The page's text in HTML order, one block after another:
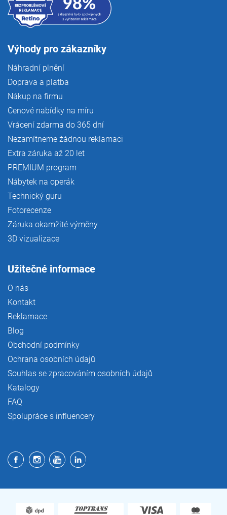
Výhody pro zákazníky
Náhradní plnění
Doprava a platba
Nákup na firmu
Cenové nabídky na míru
Vrácení zdarma do 365 dní
Nezamítneme žádnou reklamaci
Extra záruka až 20 let
PREMIUM program
Nábytek na operák
Technický guru
Fotorecenze
Záruka okamžité výměny
3D vizualizace
Užitečné informace
O nás
Kontakt
Reklamace
Blog
Obchodní podmínky
Ochrana osobních údajů
Souhlas se zpracováním osobních údajů
Katalogy
FAQ
Spolupráce s influencery